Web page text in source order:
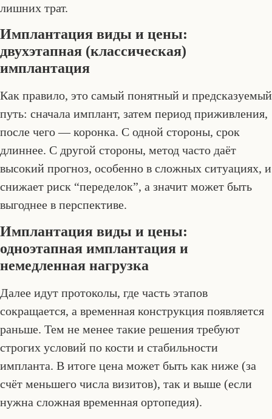
лишних трат.
Имплантация виды и цены:
двухэтапная (классическая)
имплантация
Как правило, это самый понятный и предсказуемый
путь: сначала имплант, затем период приживления,
после чего — коронка. С одной стороны, срок
длиннее. С другой стороны, метод часто даёт
высокий прогноз, особенно в сложных ситуациях, и
снижает риск “переделок”, а значит может быть
выгоднее в перспективе.
Имплантация виды и цены:
одноэтапная имплантация и
немедленная нагрузка
Далее идут протоколы, где часть этапов
сокращается, а временная конструкция появляется
раньше. Тем не менее такие решения требуют
строгих условий по кости и стабильности
импланта. В итоге цена может быть как ниже (за
счёт меньшего числа визитов), так и выше (если
нужна сложная временная ортопедия).